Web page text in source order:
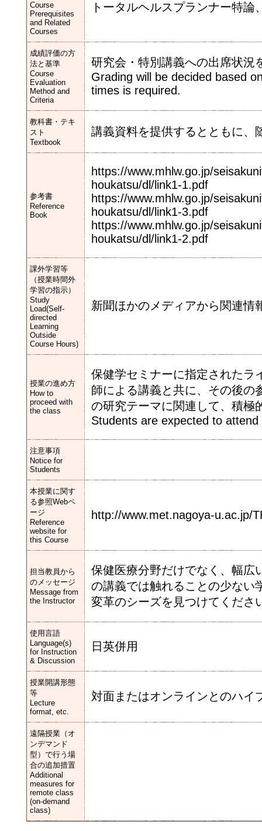
Course
Prerequisites
and Related
Courses
トータルヘルスプランナー特
成績評価の方
法と基準
Course
Evaluation
Method and
Criteria
研究会・特別講義への出席状況
Grading will be decided based
times is required.
教科書・テキ
スト
Textbook
講義資料を提供するとともに、
参考書
Reference
Book
https://www.mhlw.go.jp/
houkatsu/dl/link1-1.pdf
https://www.mhlw.go.jp/
houkatsu/dl/link1-3.pdf
https://www.mhlw.go.jp/
houkatsu/dl/link1-2.pdf
課外学習等
（授業時間外
学習の指示）
Study
Load(Self-
directed
Learning
Outside
Course Hours)
新聞ほかのメディアから関連情
授業の進め方
How to
proceed with
the class
保健学セミナーに指定されたラ
師による講義と共に、その後の
の研究テーマに関連して、積極
Students are expected to
注意事項
Notice for
Students
本授業に関す
る参照Webペ
ージ
Reference
website for
this Course
http://www.met.nagoya-u.ac.jp/
担当教員から
のメッセージ
Message from
the Instructor
保健医療分野だけでなく、幅広
の講義では触れることの少ない
変革のシーズを見つけてくださ
使用言語
Language(s)
for Instruction
& Discussion
日英併用
授業開講形態
等
Lecture
format, etc.
対面またはオンラインとのハイ
遠隔授業（オ
ンデマンド
型）で行う場
合の追加措置
Additional
measures for
remote class
(on-demand
class)